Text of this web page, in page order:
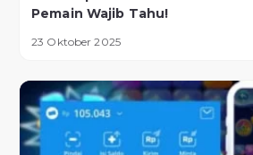
Pemain Wajib Tahu!
23 Oktober 2025